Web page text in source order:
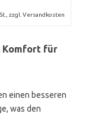
zzgl. Versandkosten
Komfort für
einen besseren
was den